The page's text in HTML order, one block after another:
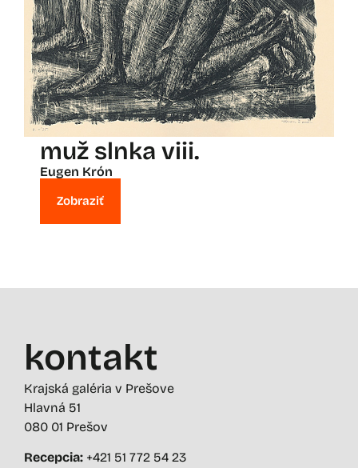
muž slnka viii.
Eugen Krón
Zobraziť
kontakt
Krajská galéria v Prešove
Hlavná 51
080 01 Prešov
Recepcia: +421 51 772 54 23